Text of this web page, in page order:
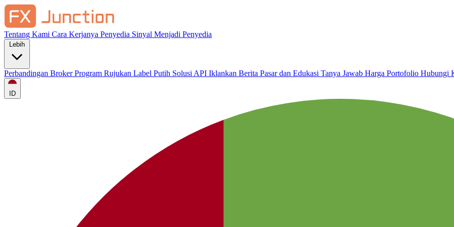
Tentang Kami Cara Kerjanya Penyedia Sinyal Menjadi Penyedia
Perbandingan BrokerProgram Rujukan Label Putih Solusi API Iklankan Berita Pasar dan Edukasi Tanya Jawab Harga Portofolio Hubungi
ID